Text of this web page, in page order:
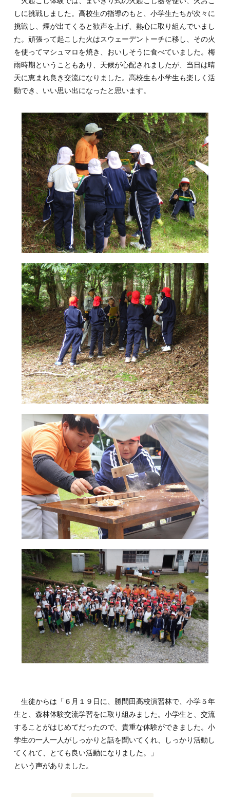
しに挑戦しました。高校生の指導のもと、小学生たちが次々に
挑戦し、煙が出てくると歓声を上げ、熱心に取り組んでいまし
た。頑張って起こした火はスウェーデントーチに移し、その火
を使ってマシュマロを焼き、おいしそうに食べていました。梅
雨時期ということもあり、天候が心配されましたが、当日は晴
天に恵まれ良き交流になりました。高校生も小学生も楽しく活
動でき、いい思い出になったと思います。
生徒からは「６月１９日に、勝間田高校演習林で、小学５年
生と、森林体験交流学習をに取り組みました。小学生と、交流
することがはじめてだったので、貴重な体験ができました。小
学生の一人一人がしっかりと話を聞いてくれ、しっかり活動し
てくれて、とても良い活動になりました。」
という声がありました。